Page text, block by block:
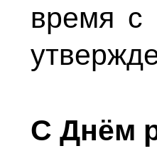
время с
С Днём